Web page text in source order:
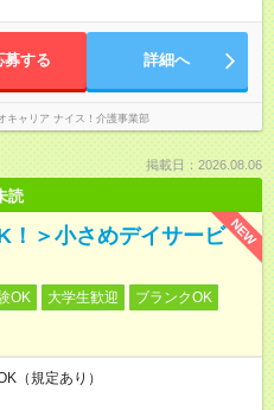
募する 詳細へ
キャリア ナイス！介護事業部
掲載日：2026.08.06
読
NEW
！＞小さめデイサービ
OK 大学生歓迎
ブランクOK
（規定あり）